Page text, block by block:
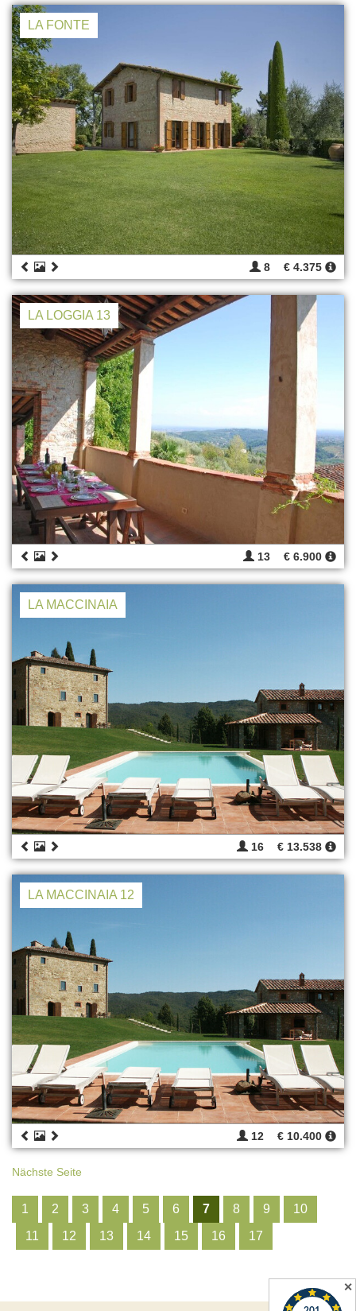
LA FONTE
8 € 4.375
LA LOGGIA 13
13 € 6.900
LA MACCINAIA
16 € 13.538
LA MACCINAIA 12
12 € 10.400
Nächste Seite
1 2 3 4 5 6 7 8 9
10
11
12 13 14 15 16 17
✕